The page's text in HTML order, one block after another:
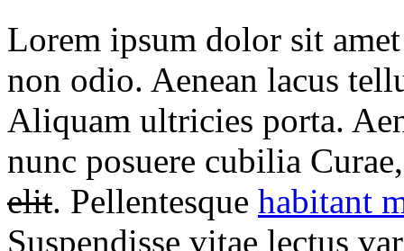
Lorem ipsum dolor sit
non odio. Aenean lacus
Aliquam ultricies porta.
nunc posuere cubilia
elit. Pellentesque habitant
Suspendisse vitae lectus